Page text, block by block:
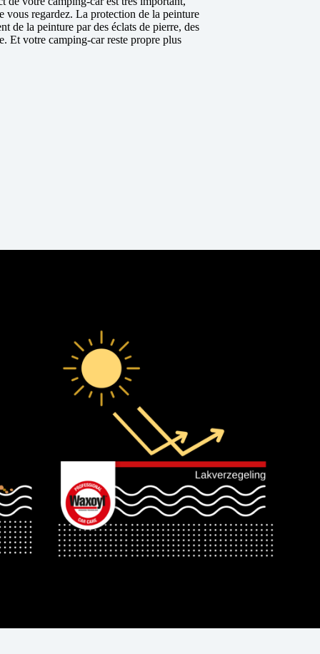
vous regardez. La protection de la peinture
de la peinture par des éclats de pierre, des
Et votre camping-car reste propre plus